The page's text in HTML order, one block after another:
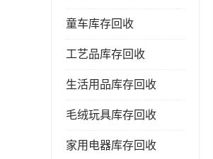
童车库存回收
工艺品库存回收
生活用品库存回收
毛绒玩具库存回收
家用电器库存回收